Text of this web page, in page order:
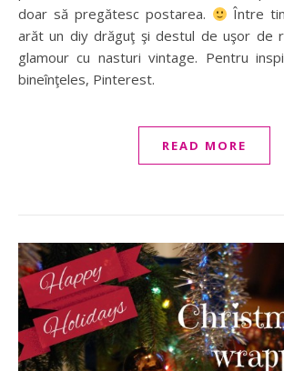
doar să pregătesc postarea.
Între
arăt un diy drăguţ şi destul de uşor de
glamour cu nasturi vintage. Pentru
bineînţeles, Pinterest.
READ MORE